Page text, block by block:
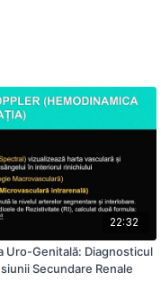
22:32
Uro-Genitală: Diagnosticul
Secundare Renale